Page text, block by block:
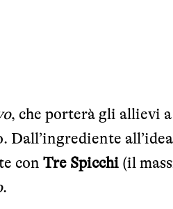
, che porterà gli allievi
con Tre Spicchi (il
.